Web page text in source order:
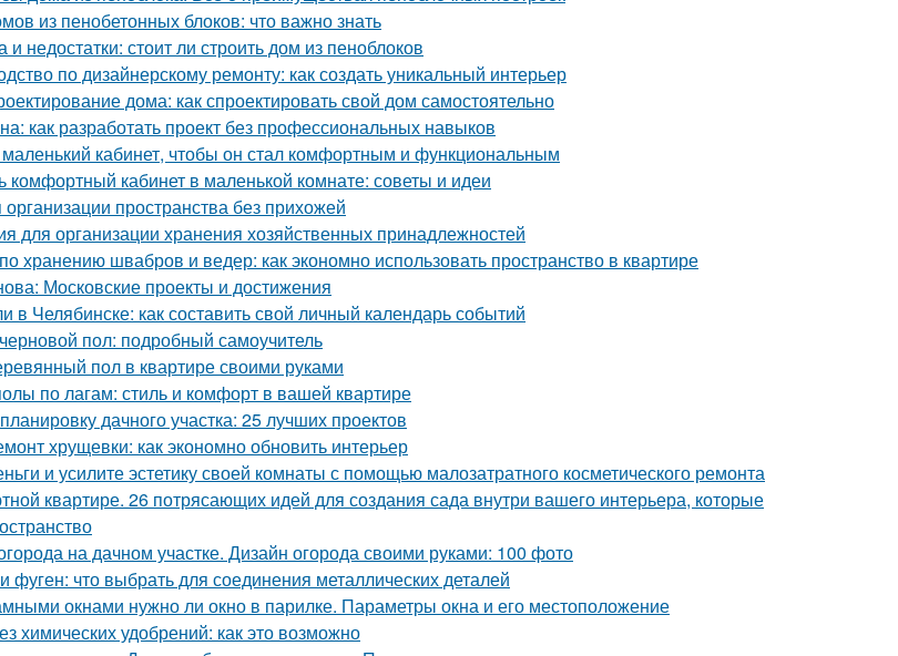
из пенобетонных блоков: что важно знать
недостатки: стоит ли строить дом из пеноблоков
по дизайнерскому ремонту: как создать уникальный интерьер
дома: как спроектировать свой дом самостоятельно
как разработать проект без профессиональных навыков
кабинет, чтобы он стал комфортным и функциональным
комфортный кабинет в маленькой комнате: советы и идеи
пространства без прихожей
для организации хранения хозяйственных принадлежностей
хранению швабров и ведер: как экономно использовать пространство в квартире
Московские проекты и достижения
Челябинске: как составить свой личный календарь событий
пол: подробный самоучитель
пол в квартире своими руками
по лагам: стиль и комфорт в вашей квартире
дачного участка: 25 лучших проектов
хрущевки: как экономно обновить интерьер
и усилите эстетику своей комнаты с помощью малозатратного косметического ремонта
квартире. 26 потрясающих идей для создания сада внутри вашего интерьера, которые
на дачном участке. Дизайн огорода своими руками: 100 фото
что выбрать для соединения металлических деталей
окнами нужно ли окно в парилке. Параметры окна и его местоположение
химических удобрений: как это возможно